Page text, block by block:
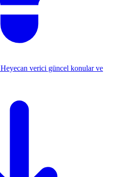
Heyecan verici güncel konular ve